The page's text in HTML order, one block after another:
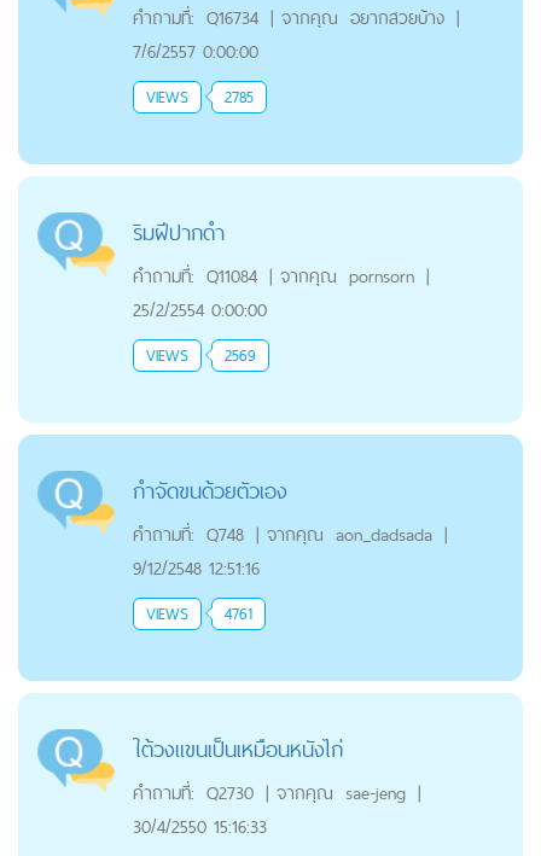
คำถามที่: Q16734 | จากคุณ อยากสวยบ้าง |
7/6/2557 0:00:00
VIEWS 2785
ริมฝีปากดำ
คำถามที่: Q11084 | จากคุณ pornsorn |
25/2/2554 0:00:00
VIEWS 2569
กำจัดขนด้วยตัวเอง
คำถามที่: Q748 | จากคุณ aon_dadsada |
9/12/2548 12:51:16
VIEWS 4761
ใต้วงแขนเป็นเหมือนหนังไก่
คำถามที่: Q2730 | จากคุณ sae-jeng |
30/4/2550 15:16:33